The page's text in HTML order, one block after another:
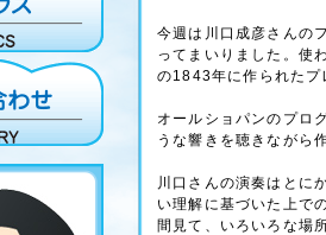
今週は川口成彦さんの
ってまいりました。使
の1843年に作られたプ
オールショパンのプロ
うな響きを聴きながら
川口さんの演奏はとに
い理解に基づいた上で
間見て、いろいろな場